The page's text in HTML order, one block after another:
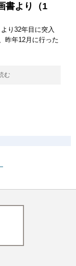
書より（1
り32年目に突入
昨年12月に行った
む